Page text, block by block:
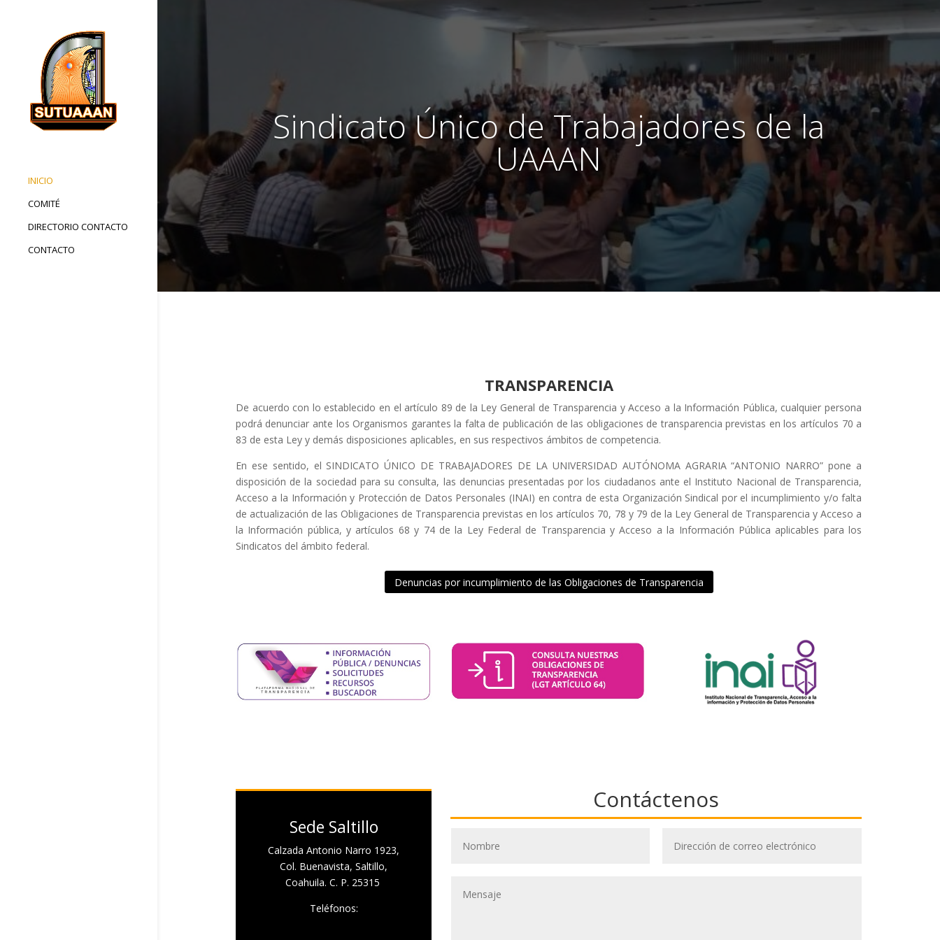
INICIO
COMITÉ
DIRECTORIO CONTACTO
CONTACTO
Sindicato Único de Trabajadores de la
UAAAN
TRANSPARENCIA
De acuerdo con lo establecido en el artículo 89 de la Ley General de Transparencia y Acceso a la Información Pública, cualquier persona
podrá denunciar ante los Organismos garantes la falta de publicación de las obligaciones de transparencia previstas en los artículos 70 a
83 de esta Ley y demás disposiciones aplicables, en sus respectivos ámbitos de competencia.
En ese sentido, el SINDICATO ÚNICO DE TRABAJADORES DE LA UNIVERSIDAD AUTÓNOMA AGRARIA “ANTONIO NARRO” pone a
disposición de la sociedad para su consulta, las denuncias presentadas por los ciudadanos ante el Instituto Nacional de Transparencia,
Acceso a la Información y Protección de Datos Personales (INAI) en contra de esta Organización Sindical por el incumplimiento y/o falta
de actualización de las Obligaciones de Transparencia previstas en los artículos 70, 78 y 79 de la Ley General de Transparencia y Acceso a
la Información pública, y artículos 68 y 74 de la Ley Federal de Transparencia y Acceso a la Información Pública aplicables para los
Sindicatos del ámbito federal.
Denuncias por incumplimiento de las Obligaciones de Transparencia
Sede Saltillo
Calzada Antonio Narro 1923,
Col. Buenavista, Saltillo,
Coahuila. C. P. 25315
Teléfonos:
Contáctenos